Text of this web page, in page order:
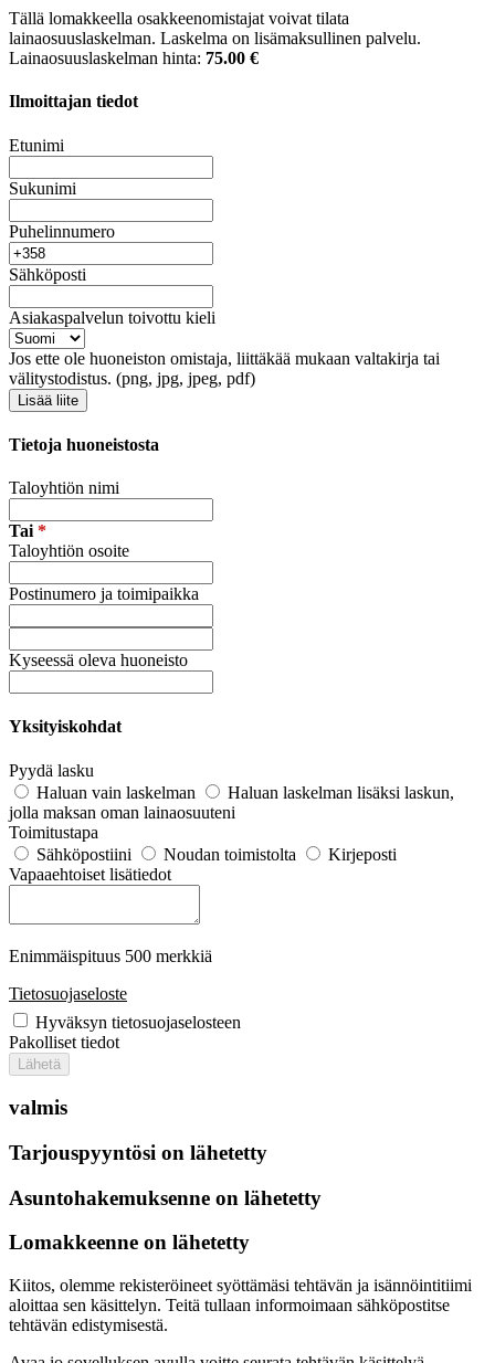
Tällä lomakkeella osakkeenomistajat voivat tilata
lainaosuuslaskelman. Laskelma on lisämaksullinen palvelu.
Lainaosuuslaskelman hinta: 75.00 €
Ilmoittajan tiedot
Etunimi
Sukunimi
Puhelinnumero
Sähköposti
Asiakaspalvelun toivottu kieli
Jos ette ole huoneiston omistaja, liittäkää mukaan valtakirja tai
välitystodistus. (png, jpg, jpeg, pdf)
Lisää liite
Tietoja huoneistosta
Taloyhtiön nimi
Tai *
Taloyhtiön osoite
Postinumero ja toimipaikka
Kyseessä oleva huoneisto
Yksityiskohdat
Pyydä lasku
Haluan vain laskelman
Haluan laskelman lisäksi laskun,
jolla maksan oman lainaosuuteni
Toimitustapa
Sähköpostiini
Noudan toimistolta
Kirjeposti
Vapaaehtoiset lisätiedot
Enimmäispituus 500 merkkiä
Tietosuojaseloste
Hyväksyn tietosuojaselosteen
Pakolliset tiedot
Lähetä
valmis
Tarjouspyyntösi on lähetetty
Asuntohakemuksenne on lähetetty
Lomakkeenne on lähetetty
Kiitos, olemme rekisteröineet syöttämäsi tehtävän ja isännöintitiimi
aloittaa sen käsittelyn. Teitä tullaan informoimaan sähköpostitse
tehtävän edistymisestä.